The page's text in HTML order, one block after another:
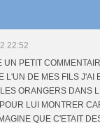
22:52
UN PETIT
L'UN DE MES FILS J'AI
ORANGERS DANS
LUI MONTRER
QUE C'ETAIT